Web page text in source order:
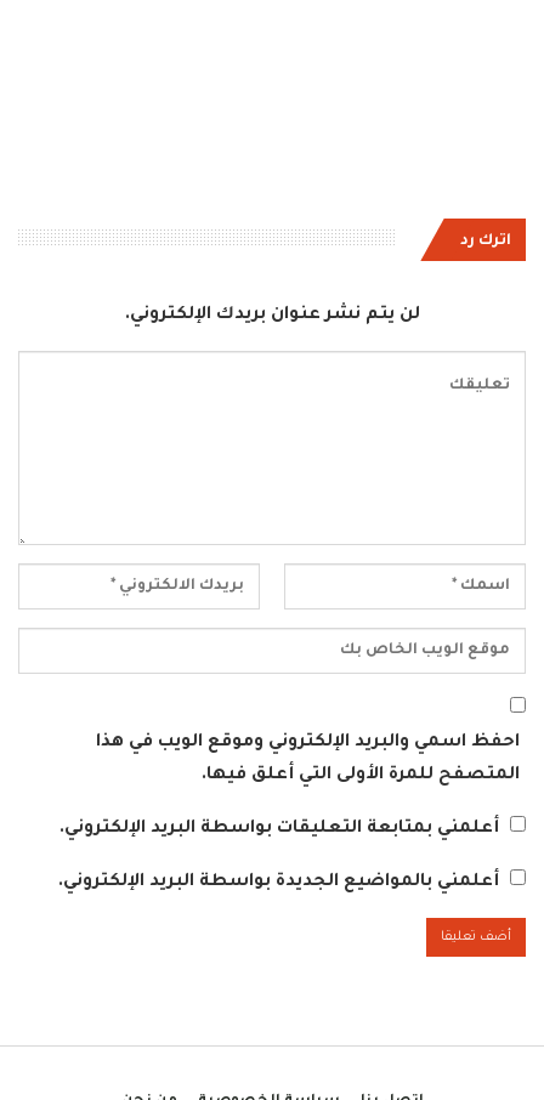
اترك رد
لن يتم نشر عنوان بريدك الإلكتروني.
احفظ اسمي والبريد الإلكتروني وموقع الويب في هذا
المتصفح للمرة الأولى التي أعلق فيها.
أعلمني بمتابعة التعليقات بواسطة البريد الإلكتروني.
أعلمني بالمواضيع الجديدة بواسطة البريد الإلكتروني.